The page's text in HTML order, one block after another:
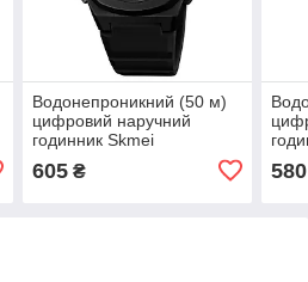
Водонепроникний (50 м)
цифровий наручний
годинник Skmei
605₴ 580